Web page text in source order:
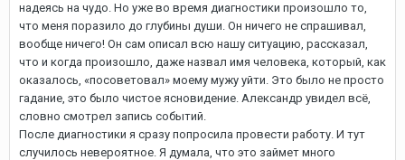
надеясь на чудо. Но уже во время диагностики произошло то,
что меня поразило до глубины души. Он ничего не спрашивал,
вообще ничего! Он сам описал всю нашу ситуацию, рассказал,
что и когда произошло, даже назвал имя человека, который, как
оказалось, «посоветовал» моему мужу уйти. Это было не просто
гадание, это было чистое ясновидение. Александр увидел всё,
словно смотрел запись событий.
После диагностики я сразу попросила провести работу. И тут
случилось невероятное. Я думала, что это займет много